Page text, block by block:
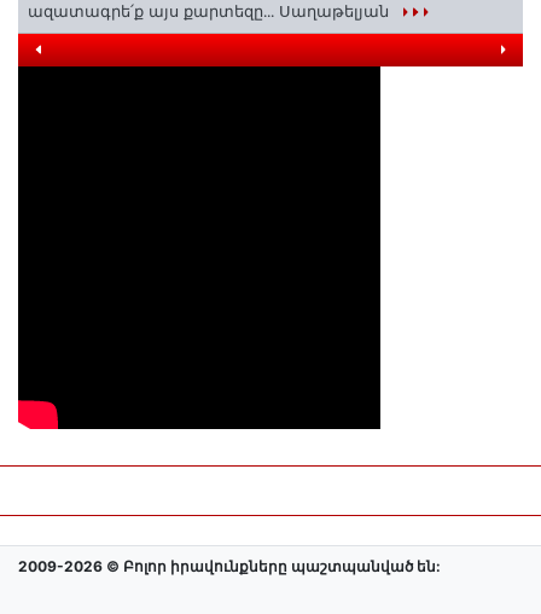
ազատագրե՛ք այս քարտեզը․․․ Սաղաթելյան
2009-2026 © Բոլոր իրավունքները պաշտպանված են: